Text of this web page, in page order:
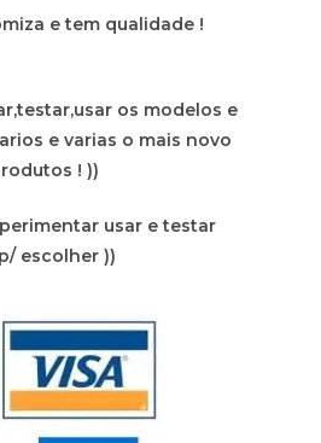
e tem qualidade !
os modelos e
e varias o mais novo
! ))
usar e testar
escolher ))